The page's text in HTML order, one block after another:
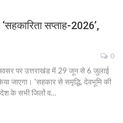
सप्ताह-2026’,
0
पर उत्तराखंड में 29 जून से 6 जुलाई
जाएगा। 'सहकार से समृद्धि, देवभूमि की
के सभी जिलों व…